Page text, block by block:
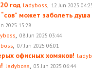
год ladyboss, 12 Jun 2025
может заболеть
2025 15:28
, 08 Jun 2025 03:44
, 07 Jun 2025 06:01
офисных хомяков!
ladyboss, 05 Jun 2025 06:44